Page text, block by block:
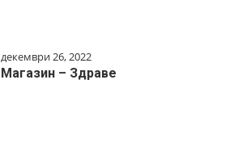
декември 26, 2022
Магазин – Здраве